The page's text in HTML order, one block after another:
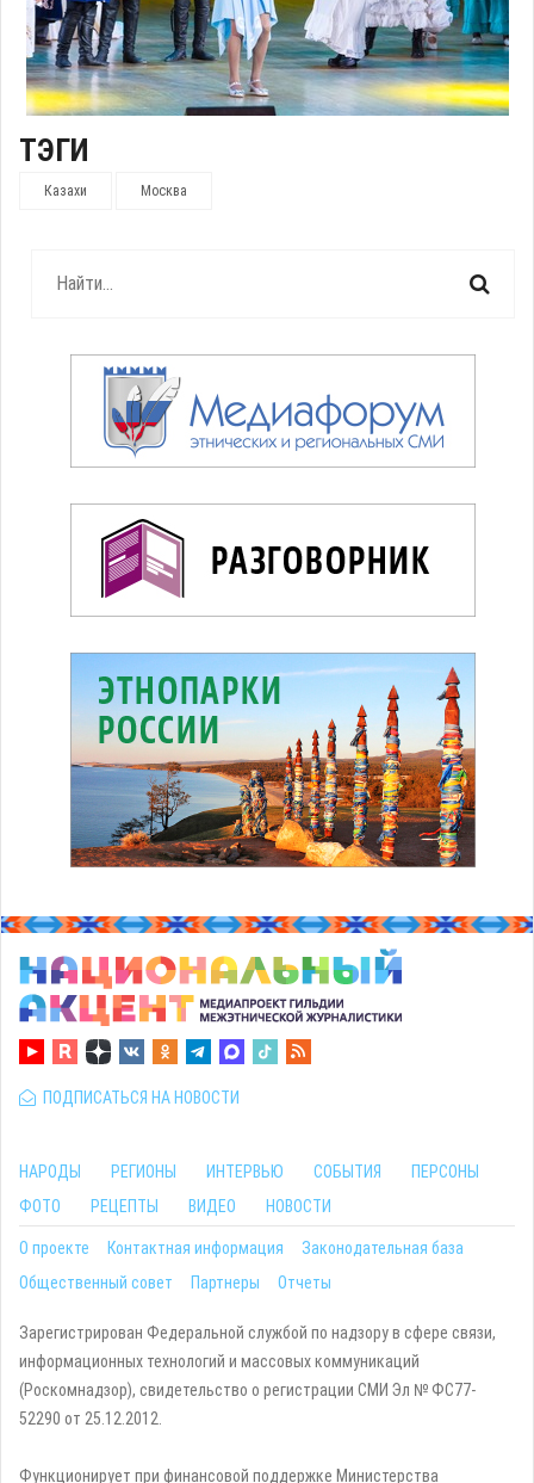
ТЭГИ
Казахи Москва
ПОДПИСАТЬСЯ НА НОВОСТИ
НАРОДЫ РЕГИОНЫ ИНТЕРВЬЮ СОБЫТИЯ
ПЕРСОНЫ
ФОТО
РЕЦЕПТЫ ВИДЕО НОВОСТИ
О проекте Контактная информация
Законодательная база
Общественный совет
Партнеры Отчеты
Зарегистрирован Федеральной службой по надзору в сфере связи,
информационных технологий и массовых коммуникаций
(Роскомнадзор), свидетельство о регистрации СМИ Эл № ФС77-
52290 от 25.12.2012.
Функционирует при финансовой поддержке Министерства